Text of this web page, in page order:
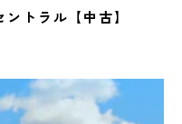
トラル【中古】